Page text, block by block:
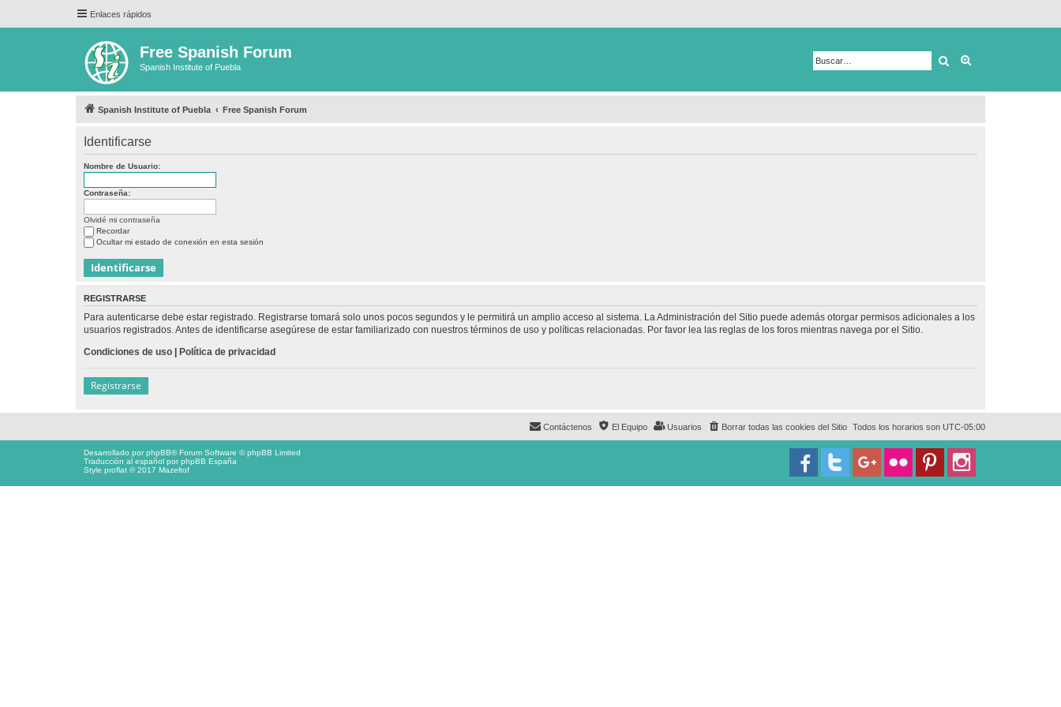
Enlaces rápidos
Free Spanish Forum
Spanish Institute of Puebla Buscar
Spanish Institute of Puebla Free Spanish Forum
Identificarse
Nombre de Usuario:
Contraseña:
Olvidé mi contraseña
Recordar
Ocultar mi estado de conexión en esta sesión
REGISTRARSE
Para autenticarse debe estar registrado. Registrarse tomará solo unos pocos segundos y le permitirá un amplio acceso al sistema. La Administración del Sitio puede además otorgar permisos adicionales a los
usuarios registrados. Antes de identificarse asegúrese de estar familiarizado con nuestros términos de uso y políticas relacionadas. Por favor lea las reglas de los foros mientras navega por el Sitio.
Condiciones de uso | Política de privacidad
Registrarse
Todos los horarios son UTC-05:00
Borrar todas las cookies del Sitio
Usuarios
El Equipo
Contáctenos
Desarrollado porphpBB® Forum Software © phpBB Limited
Traducción al español porphpBB España
Style proflat © 2017 Mazeltof